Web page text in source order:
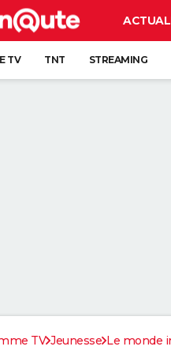
TV TNT STREAMING
TV Jeunesse Le monde